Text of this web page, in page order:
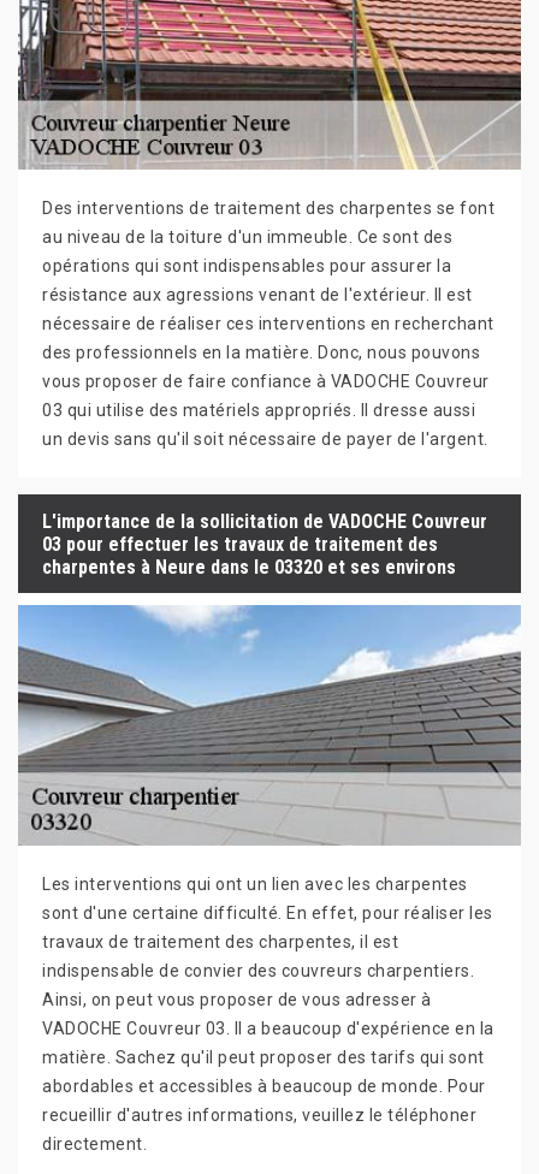
Des interventions de traitement des charpentes se font
au niveau de la toiture d'un immeuble. Ce sont des
opérations qui sont indispensables pour assurer la
résistance aux agressions venant de l'extérieur. Il est
nécessaire de réaliser ces interventions en recherchant
des professionnels en la matière. Donc, nous pouvons
vous proposer de faire confiance à VADOCHE Couvreur
03 qui utilise des matériels appropriés. Il dresse aussi
un devis sans qu'il soit nécessaire de payer de l'argent.
L'importance de la sollicitation de VADOCHE Couvreur
03 pour effectuer les travaux de traitement des
charpentes à Neure dans le 03320 et ses environs
Les interventions qui ont un lien avec les charpentes
sont d'une certaine difficulté. En effet, pour réaliser les
travaux de traitement des charpentes, il est
indispensable de convier des couvreurs charpentiers.
Ainsi, on peut vous proposer de vous adresser à
VADOCHE Couvreur 03. Il a beaucoup d'expérience en la
matière. Sachez qu'il peut proposer des tarifs qui sont
abordables et accessibles à beaucoup de monde. Pour
recueillir d'autres informations, veuillez le téléphoner
directement.